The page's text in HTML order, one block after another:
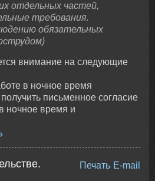
отдельных частей,
требования.
обязательных
внимание на следующие
в ночное время
письменное согласие
ночное время и
E-mail
Печать